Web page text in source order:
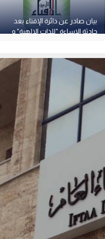
بيان صادر عن دائرة الإفتاء بعد
حادثة الإساءة "للذات الإلهية" و